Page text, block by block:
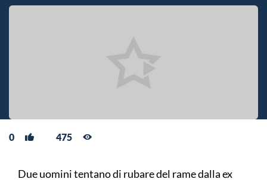
0 475
Due uomini tentano di rubare del rame dalla ex